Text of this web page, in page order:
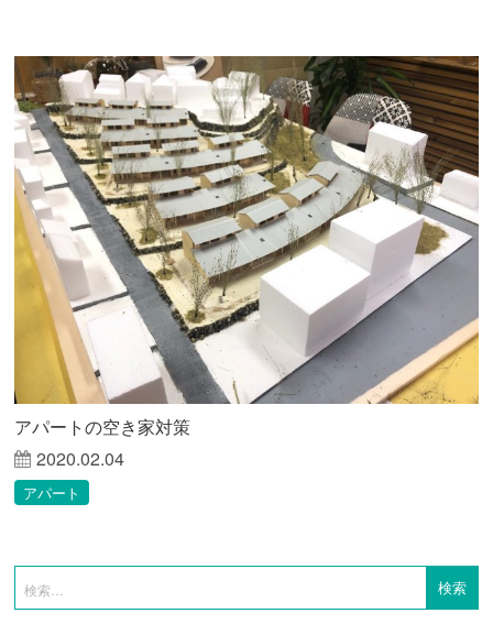
アパートの空き家対策
2020.02.04
アパート